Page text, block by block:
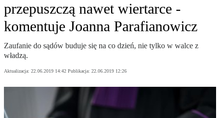
przepuszczą nawet wiertarce -
komentuje Joanna Parafianowicz
Zaufanie do sądów buduje się na co dzień, nie tylko w walce z
władzą.
Aktualizacja: 22.06.2019 14:42 Publikacja: 22.06.2019 12:26